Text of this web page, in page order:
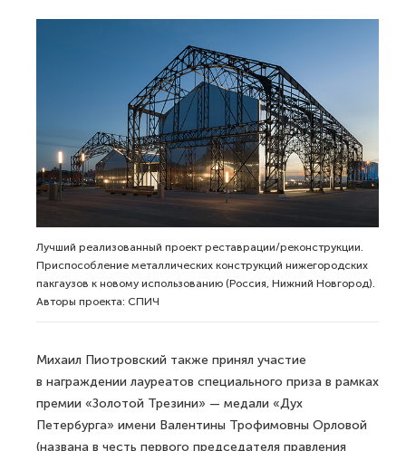
Лучший реализованный проект реставрации/реконструкции.
Приспособление металлических конструкций нижегородских
пакгаузов к новому использованию (Россия, Нижний Новгород).
Авторы проекта: СПИЧ
Михаил Пиотровский также принял участие
в награждении лауреатов специального приза в рамках
премии «Золотой Трезини» — медали «Дух
Петербурга» имени Валентины Трофимовны Орловой
(названа в честь первого председателя правления